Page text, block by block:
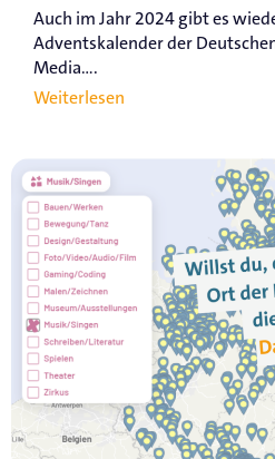
Auch im Jahr 2024 gibt es
Adventskalender der
Media....
Weiterlesen